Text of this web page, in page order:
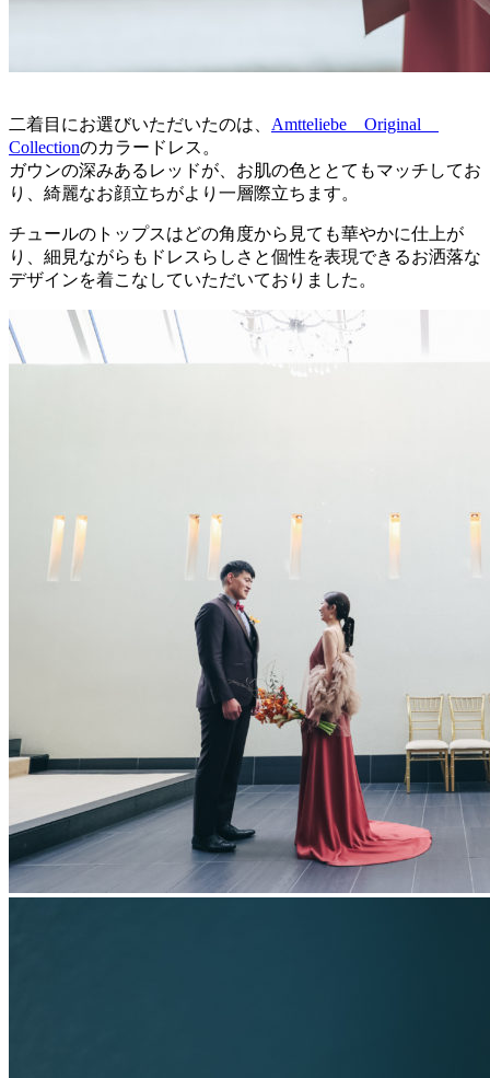
二着目にお選びいただいたのは、 Amtteliebe Original
Collectionのカラードレス。
ガウンの深みあるレッドが、お肌の色ととてもマッチしてお
り、綺麗なお顔立ちがより一層際立ちます。
チュールのトップスはどの角度から見ても華やかに仕上が
り、細見ながらもドレスらしさと個性を表現できるお洒落な
デザインを着こなしていただいておりました。